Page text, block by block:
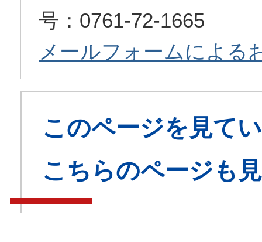
号：0761-72-1665
メールフォームによる
このページを見て
こちらのページも